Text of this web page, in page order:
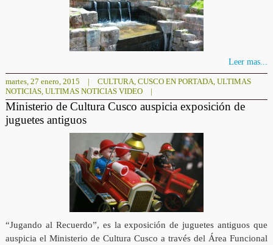
Leer mas...
martes, 27 enero, 2015 | CULTURA, CUSCO EN PORTADA, ULTIMAS
NOTICIAS, ULTIMAS NOTICIAS VIDEO |
Ministerio de Cultura Cusco auspicia exposición de
juguetes antiguos
“Jugando al Recuerdo”, es la exposición de juguetes antiguos que
auspicia el Ministerio de Cultura Cusco a través del Área Funcional